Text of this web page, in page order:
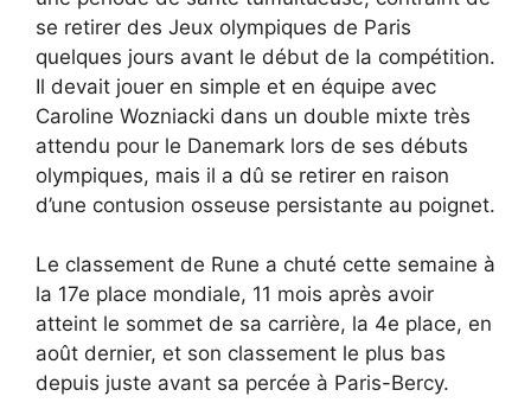
se retirer des Jeux olympiques de Paris
quelques jours avant le début de la compétition.
Il devait jouer en simple et en équipe avec
Caroline Wozniacki dans un double mixte très
attendu pour le Danemark lors de ses débuts
olympiques, mais il a dû se retirer en raison
d’une contusion osseuse persistante au poignet.
Le classement de Rune a chuté cette semaine à
la 17e place mondiale, 11 mois après avoir
atteint le sommet de sa carrière, la 4e place, en
août dernier, et son classement le plus bas
depuis juste avant sa percée à Paris-Bercy.